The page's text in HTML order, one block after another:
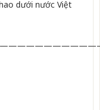
dưới nước Việt